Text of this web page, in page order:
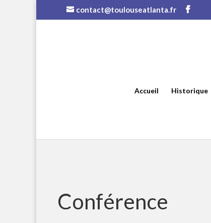
contact@toulouseatlanta.fr
Accueil Historique
Conférence